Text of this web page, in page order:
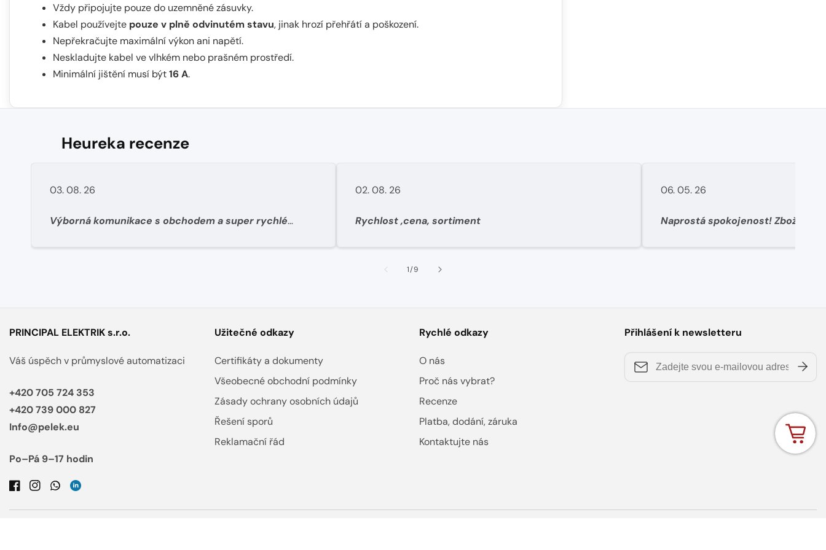
Vždy připojujte pouze do uzemněné zásuvky.
Kabel používejte pouze v plně odvinutém stavu, jinak hrozí přehřátí a poškození.
Nepřekračujte maximální výkon ani napětí.
Neskladujte kabel ve vlhkém nebo prašném prostředí.
Minimální jištění musí být16 A.
Heureka recenze
03. 08. 26
Výborná komunikace s obchodem a super rychlé
02. 08. 26
Rychlost ,cena, sortiment
06. 05. 26
Naprostá spokojenost! Zboží dorazilo rychle, dobře
1/9
PRINCIPAL ELEKTRIK s.r.o.
Váš úspěch v průmyslové automatizaci
+420 705 724 353
+420 739 000 827
Info@pelek.eu
Po–Pá 9–17 hodin
FacebookInstagram
WhatsApp
LinkedIn
Užitečné odkazy
Certifikáty a dokumenty
Všeobecné obchodní podmínky
Zásady ochrany osobních údajů
Řešení sporů
Reklamační řád
Rychlé odkazy
O nás
Proč nás vybrat?
Recenze
Platba, dodání, záruka
Kontaktujte nás
Přihlášení k newsletteru